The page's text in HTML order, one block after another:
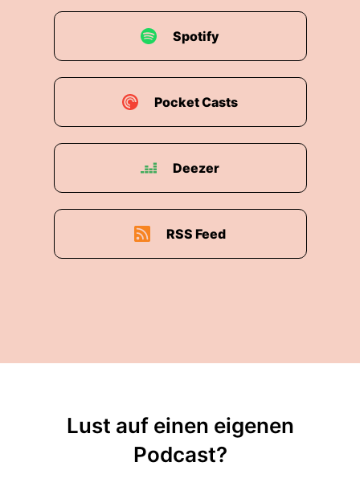
Spotify
Pocket Casts
Deezer
RSS Feed
Lust auf einen eigenen
Podcast?